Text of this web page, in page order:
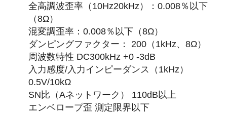
全高調波歪率（10Hz20kHz）：0.008％以下
（8Ω）
混変調歪率：0.008％以下（8Ω）
ダンピングファクター： 200（1kHz、8Ω）
周波数特性 DC300kHz +0 -3dB
入力感度/入力インピーダンス（1kHz）
0.5V/10kΩ
SN比（Aネットワーク） 110dB以上
エンベロープ歪 測定限界以下